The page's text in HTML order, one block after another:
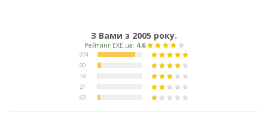
З Вами з 2005 року.